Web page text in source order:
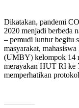
Dikatakan, pandemi
2020 menjadi berbeda
– pemudi luntur begitu
masyarakat,
(UMBY) kelompok 14
merayakan HUT RI ke
memperhatikan